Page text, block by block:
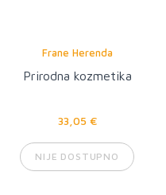
Frane Herenda
Prirodna kozmetika
33,05 €
NIJE DOSTUPNO